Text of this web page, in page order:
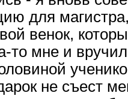
для
венок,
то мне и
не съест